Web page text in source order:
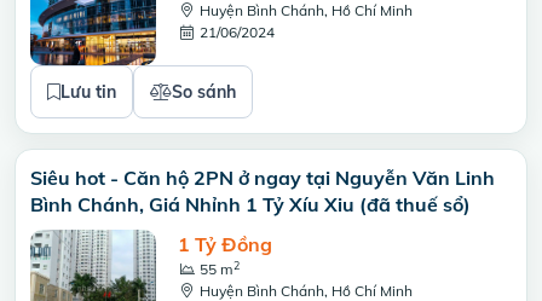
Huyện Bình Chánh, Hồ Chí Minh
21/06/2024
Lưu tin So sánh
Siêu hot - Căn hộ 2PN ở ngay tại Nguyễn Văn Linh
Bình Chánh, Giá Nhỉnh 1 Tỷ Xíu Xiu (đã thuế sổ)
1 Tỷ Đồng
55 m2
Huyện Bình Chánh, Hồ Chí Minh